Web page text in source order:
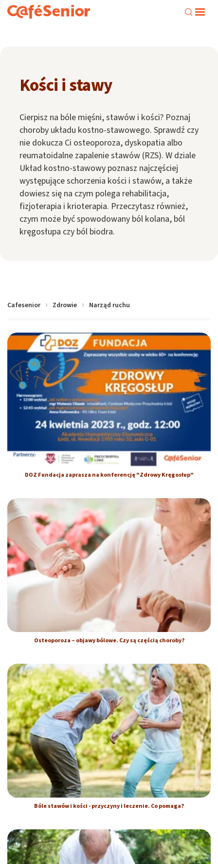
Kości i stawy
Cierpisz na bóle mięśni, stawów i kości? Poznaj
choroby układu kostno-stawowego. Sprawdź czy
nie dokucza Ci osteoporoza, dyskopatia albo
reumatoidalne zapalenie stawów (RZS). W dziale
Układ kostno-stawowy poznasz najczęściej
występujące schorzenia kości i stawów, a także
dowiesz się na czym polega rehabilitacja,
fizjoterapia i krioterapia. Przeczytasz również,
czym może być spowodowany ból kolana, ból
kręgosłupa czy ból biodra.
Cafesenior Zdrowie Narząd ruchu
DOZ Fundacja zaprasza na konferencję "Zdrowy Kręgosłup"
Osteoporoza – objawy bólowe. Czy są częścią choroby?
Bóle stawów i kości - przyczyny i leczenie. Co pomaga?